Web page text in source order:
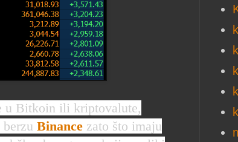
u Bitkoin ili kriptovalute,
Binance zato što imaju